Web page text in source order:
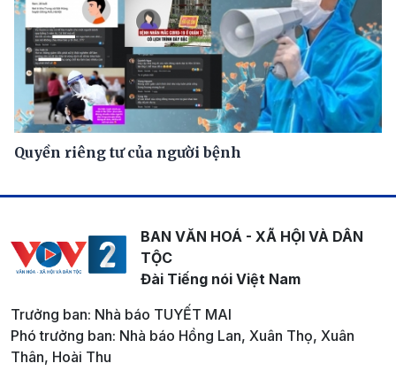
Quyền riêng tư của người bệnh
BAN VĂN HOÁ - XÃ HỘI VÀ DÂN
TỘC
Đài Tiếng nói Việt Nam
Trưởng ban: Nhà báo TUYẾT MAI
Phó trưởng ban: Nhà báo Hồng Lan, Xuân Thọ, Xuân
Thân, Hoài Thu